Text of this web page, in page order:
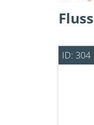
ID: 304